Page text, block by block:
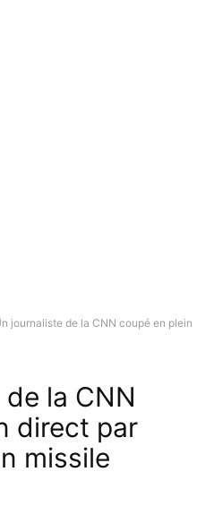
journaliste de la CNN coupé en plein
la CNN
direct par
missile